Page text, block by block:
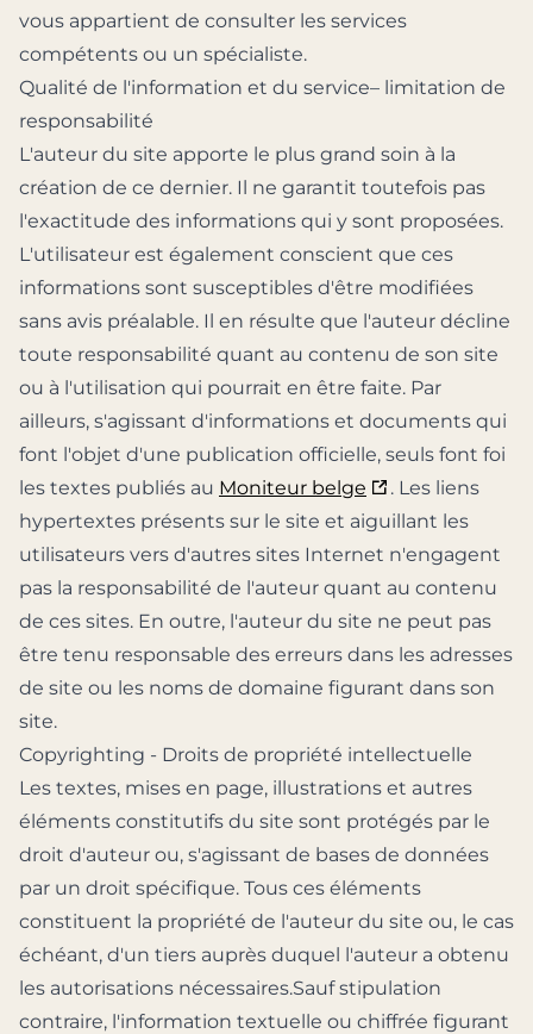
vous appartient de consulter les services
compétents ou un spécialiste.
Qualité de l'information et du service– limitation de
responsabilité
L'auteur du site apporte le plus grand soin à la
création de ce dernier. Il ne garantit toutefois pas
l'exactitude des informations qui y sont proposées.
L'utilisateur est également conscient que ces
informations sont susceptibles d'être modifiées
sans avis préalable. Il en résulte que l'auteur décline
toute responsabilité quant au contenu de son site
ou à l'utilisation qui pourrait en être faite. Par
ailleurs, s'agissant d'informations et documents qui
font l'objet d'une publication officielle, seuls font foi
les textes publiés au Moniteur belge
. Les liens
hypertextes présents sur le site et aiguillant les
utilisateurs vers d'autres sites Internet n'engagent
pas la responsabilité de l'auteur quant au contenu
de ces sites. En outre, l'auteur du site ne peut pas
être tenu responsable des erreurs dans les adresses
de site ou les noms de domaine figurant dans son
site.
Copyrighting - Droits de propriété intellectuelle
Les textes, mises en page, illustrations et autres
éléments constitutifs du site sont protégés par le
droit d'auteur ou, s'agissant de bases de données
par un droit spécifique. Tous ces éléments
constituent la propriété de l'auteur du site ou, le cas
échéant, d'un tiers auprès duquel l'auteur a obtenu
les autorisations nécessaires.Sauf stipulation
contraire, l'information textuelle ou chiffrée figurant